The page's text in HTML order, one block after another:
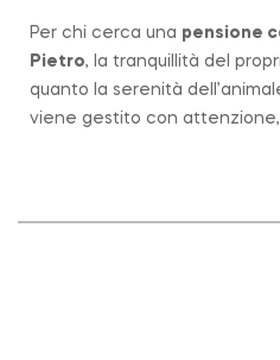
Per chi cerca una pensione
Pietro, la tranquillità del
quanto la serenità
viene gestito con attenzione,